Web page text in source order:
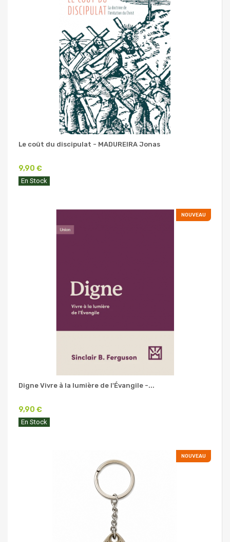
Le coût du discipulat - MADUREIRA Jonas
9,90 €
En Stock
NOUVEAU
Digne Vivre à la lumière de l'Évangile -...
9,90 €
En Stock
NOUVEAU